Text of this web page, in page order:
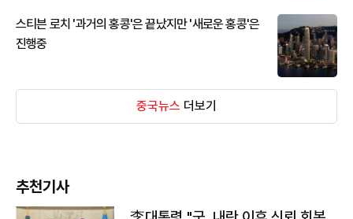
스티븐 로치 '과거의 홍콩'은 끝났지만 '새로운 홍콩'은
진행중
중국뉴스 더보기
추천기사